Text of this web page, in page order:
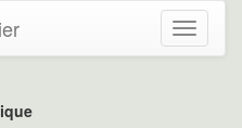
Toggle